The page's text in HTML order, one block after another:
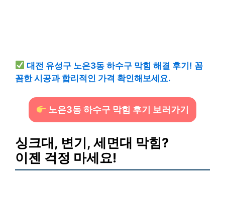
대전 유성구 노은3동 하수구 막힘 해결 후기! 꼼
꼼한 시공과 합리적인 가격 확인해보세요.
노은3동 하수구 막힘 후기 보러가기
싱크대, 변기, 세면대 막힘?
이젠 걱정 마세요!